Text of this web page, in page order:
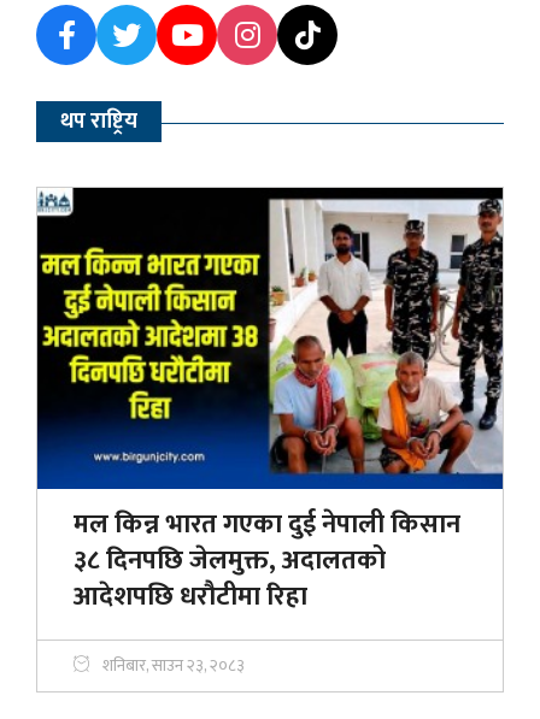
थप राष्ट्रिय
मल किन्न भारत गएका दुई नेपाली किसान
३८ दिनपछि जेलमुक्त, अदालतको
आदेशपछि धरौटीमा रिहा
शनिबार, साउन २३, २०८३